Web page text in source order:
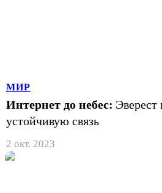
МИР
Интернет до небес: Эверест
устойчивую связь
2 окт. 2023